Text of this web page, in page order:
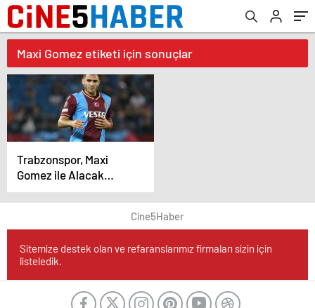
Maxi Gomez etiketi için sonuçlar
Trabzonspor, Maxi
Gomez ile Alacak
Sorunları Yaşıyor..
Cine5Haber
Sitemize destek olan ve refaranslarımız firmaları sizin için
listeledik.